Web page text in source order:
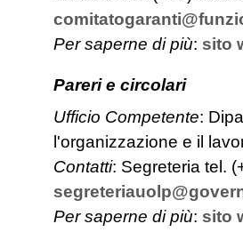
Per saperne di più: sito
Pareri e circolari
Ufficio Competente:
l'organizzazione e il
Contatti: Segreteria tel.
Per saperne di più: sito